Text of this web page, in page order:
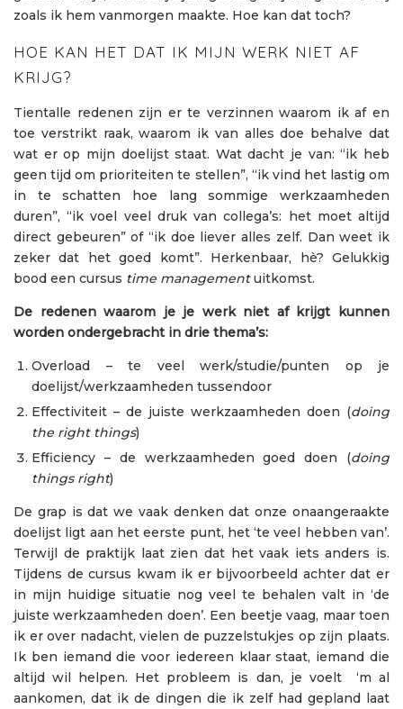
zoals ik hem vanmorgen maakte. Hoe kan dat toch?
HOE KAN HET DAT IK MIJN WERK NIET AF
KRIJG?
Tientalle redenen zijn er te verzinnen waarom ik af en
toe verstrikt raak, waarom ik van alles doe behalve dat
wat er op mijn doelijst staat. Wat dacht je van: “ik heb
geen tijd om prioriteiten te stellen”, “ik vind het lastig om
in te schatten hoe lang sommige werkzaamheden
duren”, “ik voel veel druk van collega’s: het moet altijd
direct gebeuren” of “ik doe liever alles zelf. Dan weet ik
zeker dat het goed komt”. Herkenbaar, hè? Gelukkig
bood een cursus time managementuitkomst.
De redenen waarom je je werk niet af krijgt kunnen
worden ondergebracht in drie thema’s:
Overload – te veel werk/studie/punten op je
doelijst/werkzaamheden tussendoor
Effectiviteit – de juiste werkzaamheden doen (doing
the right things)
Efficiency – de werkzaamheden goed doen (doing
things right)
De grap is dat we vaak denken dat onze onaangeraakte
doelijst ligt aan het eerste punt, het ‘te veel hebben van’.
Terwijl de praktijk laat zien dat het vaak iets anders is.
Tijdens de cursus kwam ik er bijvoorbeeld achter dat er
in mijn huidige situatie nog veel te behalen valt in ‘de
juiste werkzaamheden doen’. Een beetje vaag, maar toen
ik er over nadacht, vielen de puzzelstukjes op zijn plaats.
Ik ben iemand die voor iedereen klaar staat, iemand die
altijd wil helpen. Het probleem is dan, je voelt ‘m al
aankomen, dat ik de dingen die ik zelf had gepland laat